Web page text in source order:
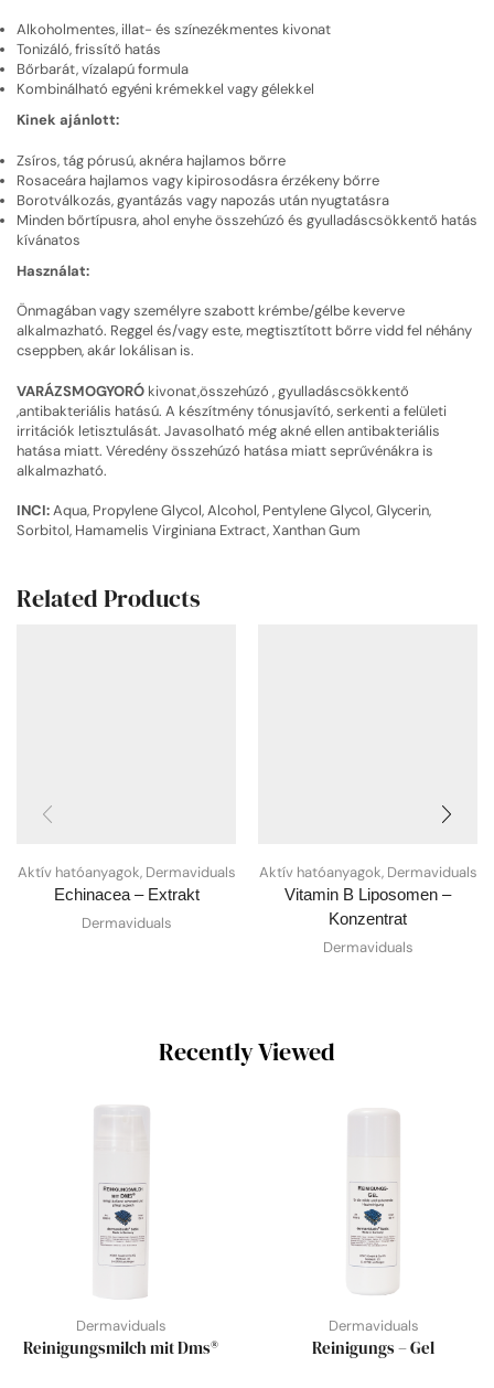
Alkoholmentes, illat- és színezékmentes kivonat
Tonizáló, frissítő hatás
Bőrbarát, vízalapú formula
Kombinálható egyéni krémekkel vagy gélekkel
Kinek ajánlott:
Zsíros, tág pórusú, aknéra hajlamos bőrre
Rosaceára hajlamos vagy kipirosodásra érzékeny bőrre
Borotválkozás, gyantázás vagy napozás után nyugtatásra
Minden bőrtípusra, ahol enyhe összehúzó és gyulladáscsökkentő hatás
kívánatos
Használat:
Önmagában vagy személyre szabott krémbe/gélbe keverve
alkalmazható. Reggel és/vagy este, megtisztított bőrre vidd fel néhány
cseppben, akár lokálisan is.
VARÁZSMOGYORÓ kivonat,összehúzó , gyulladáscsökkentő
,antibakteriális hatású. A készítmény tónusjavító, serkenti a felületi
irritációk letisztulását. Javasolható még akné ellen antibakteriális
hatása miatt. Véredény összehúzó hatása miatt seprűvénákra is
alkalmazható.
INCI:Aqua, Propylene Glycol, Alcohol, Pentylene Glycol, Glycerin,
Sorbitol, Hamamelis Virginiana Extract, Xanthan Gum
Related Products
Aktív hatóanyagok, Dermaviduals
Echinacea – Extrakt
Dermaviduals
Aktív hatóanyagok, Dermaviduals
Vitamin B Liposomen –
Konzentrat
Dermaviduals
Recently Viewed
Dermaviduals
Reinigungsmilch mit Dms®
Dermaviduals
Reinigungs – Gel